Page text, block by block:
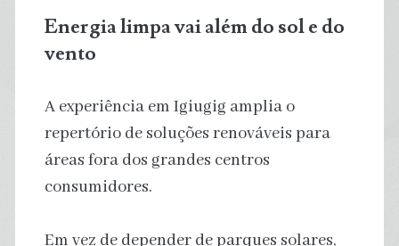
Energia limpa vai além do sol e do
vento
A experiência em Igiugig amplia o
repertório de soluções renováveis para
áreas fora dos grandes centros
consumidores.
Em vez de depender de parques solares,